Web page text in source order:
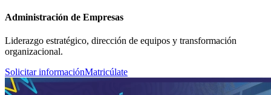
Administración de Empresas
Liderazgo estratégico, dirección de equipos y transformación
organizacional.
Solicitar informaciónMatricúlate